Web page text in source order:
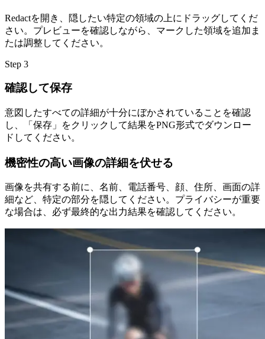
Redactを開き、隠したい特定の領域の上にドラッグしてくだ
さい。プレビューを確認しながら、マークした領域を追加ま
たは調整してください。
Step 3
確認して保存
意図したすべての詳細が十分にぼかされていることを確認
し、「保存」をクリックして結果をPNG形式でダウンロー
ドしてください。
機密性の高い画像の詳細を伏せる
画像を共有する前に、名前、電話番号、顔、住所、画面の詳
細など、特定の部分を隠してください。プライバシーが重要
な場合は、必ず最終的な出力結果を確認してください。